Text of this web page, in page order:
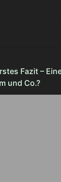
CO.?
Fazit –
und Co.?